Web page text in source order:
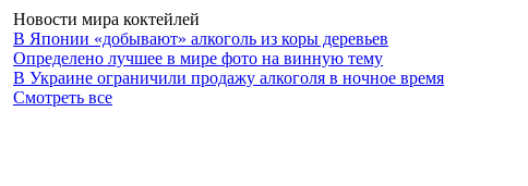
Новости мира коктейлей
В Японии «добывают» алкоголь из коры деревьев
Определено лучшее в мире фото на винную тему
В Украине ограничили продажу алкоголя в ночное время
Смотреть все